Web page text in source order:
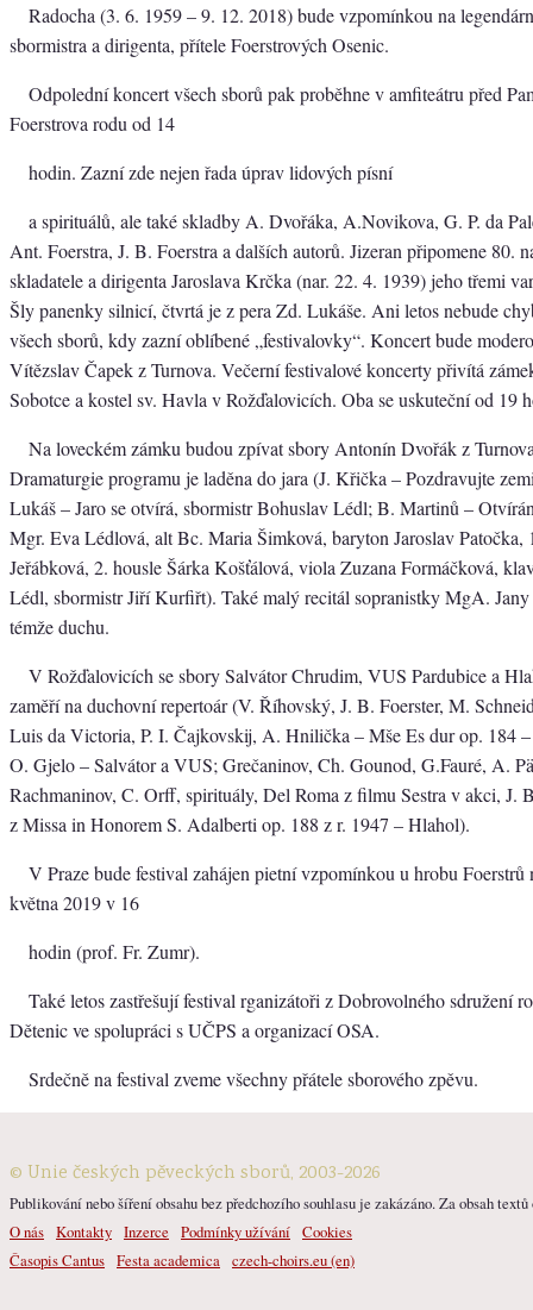
Radocha (3. 6. 1959 – 9. 12. 2018) bude vzpomínkou na
sbormistra a dirigenta, přítele Foerstrových Osenic.
Odpolední koncert všech sborů pak proběhne v amfiteátru před
Foerstrova rodu od 14
hodin. Zazní zde nejen řada úprav lidových písní
a spirituálů, ale také skladby A. Dvořáka, A.Novikova, G. P. da
Ant. Foerstra, J. B. Foerstra a dalších autorů. Jizeran připomene 80.
skladatele a dirigenta Jaroslava Krčka (nar. 22. 4. 1939) jeho třemi
Šly panenky silnicí, čtvrtá je z pera Zd. Lukáše. Ani letos nebude
všech sborů, kdy zazní oblíbené „festivalovky“. Koncert bude
Vítězslav Čapek z Turnova. Večerní festivalové koncerty přivítá
Sobotce a kostel sv. Havla v Rožďalovicích. Oba se uskuteční od 19
Na loveckém zámku budou zpívat sbory Antonín Dvořák z
Dramaturgie programu je laděna do jara (J. Křička – Pozdravujte
Lukáš – Jaro se otvírá, sbormistr Bohuslav Lédl; B. Martinů –
Mgr. Eva Lédlová, alt Bc. Maria Šimková, baryton Jaroslav Patočka,
Jeřábková, 2. housle Šárka Košťálová, viola Zuzana Formáčková,
Lédl, sbormistr Jiří Kurfiřt). Také malý recitál sopranistky MgA.
témže duchu.
V Rožďalovicích se sbory Salvátor Chrudim, VUS Pardubice a
zaměří na duchovní repertoár (V. Říhovský, J. B. Foerster, M.
Luis da Victoria, P. I. Čajkovskij, A. Hnilička – Mše Es dur op. 184
O. Gjelo – Salvátor a VUS; Grečaninov, Ch. Gounod, G.Fauré, A.
Rachmaninov, C. Orff, spirituály, Del Roma z filmu Sestra v akci, J.
z Missa in Honorem S. Adalberti op. 188 z r. 1947 – Hlahol).
V Praze bude festival zahájen pietní vzpomínkou u hrobu Foerstrů
května 2019 v 16
hodin (prof. Fr. Zumr).
Také letos zastřešují festival rganizátoři z Dobrovolného sdružení
Dětenic ve spolupráci s UČPS a organizací OSA.
Srdečně na festival zveme všechny přátele sborového zpěvu.
© Unie českých pěveckých sborů, 2003-2026
Publikování nebo šíření obsahu bez předchozího souhlasu je zakázáno. Za obsah
O nás Kontakty Inzerce Podmínky užívání Cookies
Časopis Cantus Festa academica czech-choirs.eu (en)